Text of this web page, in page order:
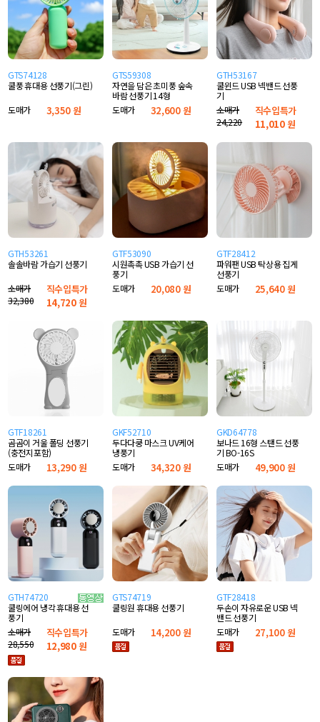
GTS74128
쿨풍 휴대용 선풍기(그린)
도매가
3,350 원
GTS59308
자연을 담은 초미풍 숲속
바람 선풍기 14형
도매가
32,600 원
GTH53167
쿨윈드 USB 넥밴드 선풍
기
소매가
24,220
직수입특가
11,010원
GTH53261
솔솔바람 가습기 선풍기
소매가
32,380
직수입특가
14,720원
GTF53090
시원촉촉 USB 가습기 선
풍기
도매가
20,080 원
GTF28412
파워팬 USB 탁상용 집게
선풍기
도매가
25,640 원
GTF18261
곰곰이 거울 폴딩 선풍기
(충전지포함)
도매가
13,290 원
GKF52710
두다다쿵 마스크 UV케어
냉풍기
도매가
34,320 원
GKD64778
보나드 16형 스탠드 선풍
기 BO-16S
도매가
49,900 원
GTH74720
쿨링에어 냉각 휴대용 선
풍기
소매가
28,550
직수입특가
12,980원
GTS74719
쿨링원 휴대용 선풍기
도매가
14,200 원
GTF28418
두손이 자유로운 USB 넥
밴드 선풍기
도매가
27,100 원